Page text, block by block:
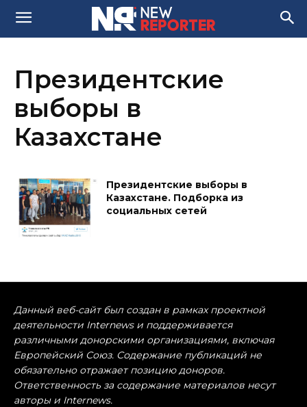
Президентские
выборы в
Казахстане
Президентские выборы в
Казахстане. Подборка из
социальных сетей
Данный веб-сайт был создан в рамках проектной
деятельности Internews и поддерживается
различными донорскими организациями, включая
Европейский Союз. Содержание публикаций не
обязательно отражает позицию доноров.
Ответственность за содержание материалов несут
авторы и Internews.